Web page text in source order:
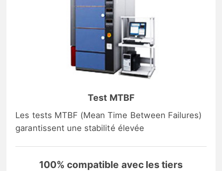
Test MTBF
Les tests MTBF (Mean Time Between Failures)
garantissent une stabilité élevée
100% compatible avec les tiers